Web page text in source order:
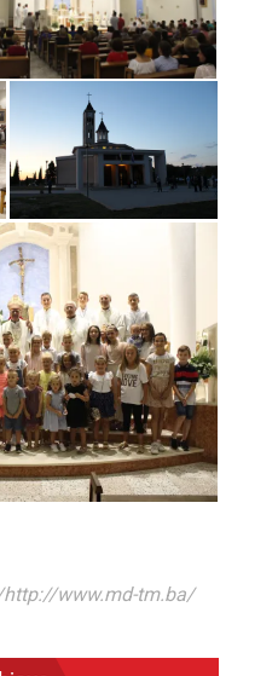
http://www.md-tm.ba/